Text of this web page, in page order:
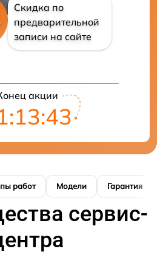
Скидка по
предварительной
записи на сайте
акции
работ Модели Гарантия
сервис-